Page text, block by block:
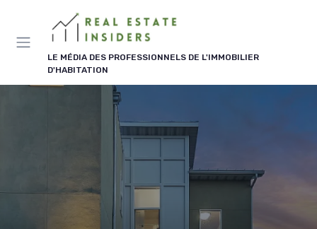
LE MÉDIA DES PROFESSIONNELS DE L'IMMOBILIER
D'HABITATION